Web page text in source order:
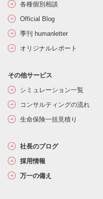
各種個別相談
Official Blog
季刊 humanletter
オリジナルレポート
その他サービス
シミュレーション一覧
コンサルティングの流れ
生命保険一括見積り
社長のブログ
採用情報
万一の備え